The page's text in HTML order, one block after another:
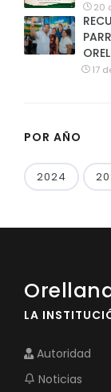
20
17
POR AÑO
2024
LA
Autoridad
Noticias